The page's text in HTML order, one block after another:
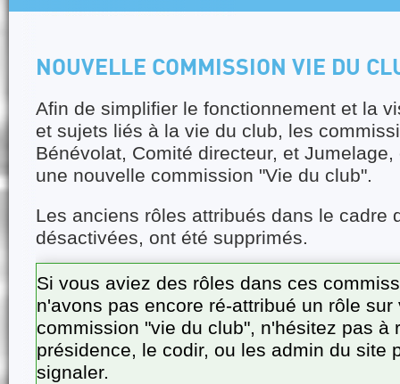
NOUVELLE COMMISSION VIE DU
Afin de simplifier le fonctionnement et la
et sujets liés à la vie du club, les
Bénévolat, Comité directeur, et
une nouvelle commission "Vie du club".
Les anciens rôles attribués dans le cadre
désactivées, ont été supprimés.
Si vous aviez des rôles dans ces
n'avons pas encore ré-attribué un rôle
commission "vie du club", n'hésitez pas à
présidence, le codir, ou les admin du site
signaler.